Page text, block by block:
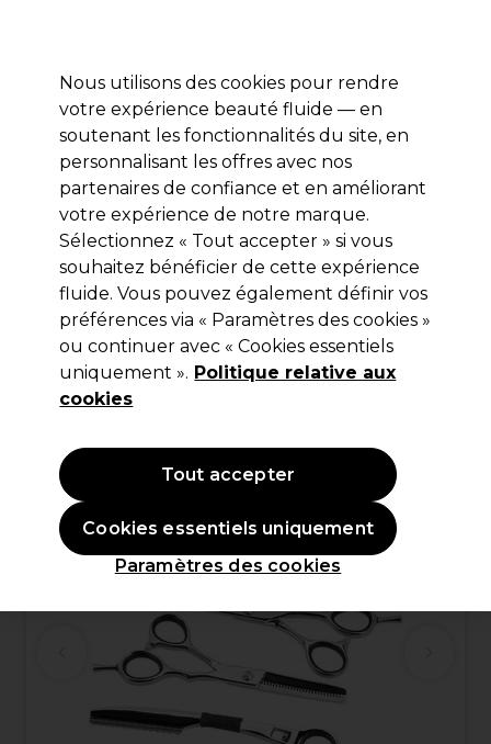
Se connecter
Marques Bons plans Coiffure Electro et Matériel
Livraison et délais
lire la suite
Saiza
Saiza Jeu de ciseaux étudiant 5.5
9
42,27 €70,45 €Hors TVA(TARIF PROFESSIONNEL)
50,72 €TVA incluse)
OFFRE
Nous utilisons des cookies pour rendre
votre expérience beauté fluide — en
soutenant les fonctionnalités du site, en
personnalisant les offres avec nos
partenaires de confiance et en améliorant
votre expérience de notre marque.
Sélectionnez « Tout accepter » si vous
souhaitez bénéficier de cette expérience
fluide. Vous pouvez également définir vos
préférences via « Paramètres des cookies »
ou continuer avec « Cookies essentiels
uniquement ». Politique relative aux
cookies
Paramètres des cookies
Cookies essentiels uniquement
Tout accepter